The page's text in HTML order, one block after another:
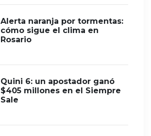
Alerta naranja por tormentas:
cómo sigue el clima en
Rosario
Quini 6: un apostador ganó
$405 millones en el Siempre
Sale